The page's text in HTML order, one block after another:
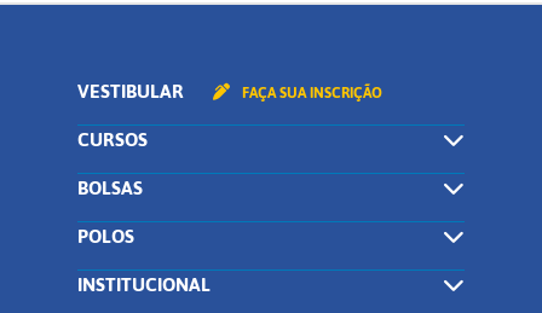
VESTIBULAR FAÇA SUA INSCRIÇÃO
CURSOS
BOLSAS
POLOS
INSTITUCIONAL